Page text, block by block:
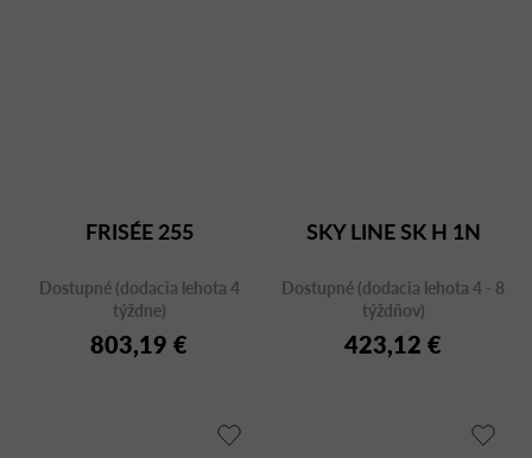
FRISÉE 255
Dostupné (dodacia lehota 4
týždne)
803,19 €
SKY LINE SK H 1N
Dostupné (dodacia lehota 4 - 8
týždňov)
423,12 €